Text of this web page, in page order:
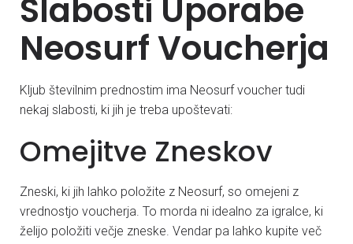
Slabosti Uporabe
Neosurf Voucherja
Kljub številnim prednostim ima Neosurf voucher tudi
nekaj slabosti, ki jih je treba upoštevati:
Omejitve Zneskov
Zneski, ki jih lahko položite z Neosurf, so omejeni z
vrednostjo voucherja. To morda ni idealno za igralce, ki
želijo položiti večje zneske. Vendar pa lahko kupite več